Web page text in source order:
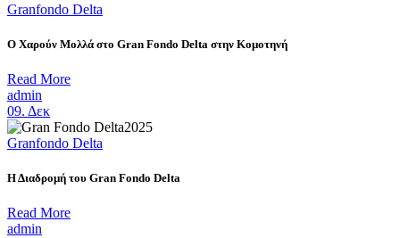
Granfondo Delta
Ο Χαρούν Μολλά στο Gran Fondo Delta στην Κομοτηνή
Read More
admin
09. Δεκ
Granfondo Delta
Η Διαδρομή του Gran Fondo Delta
Read More
admin